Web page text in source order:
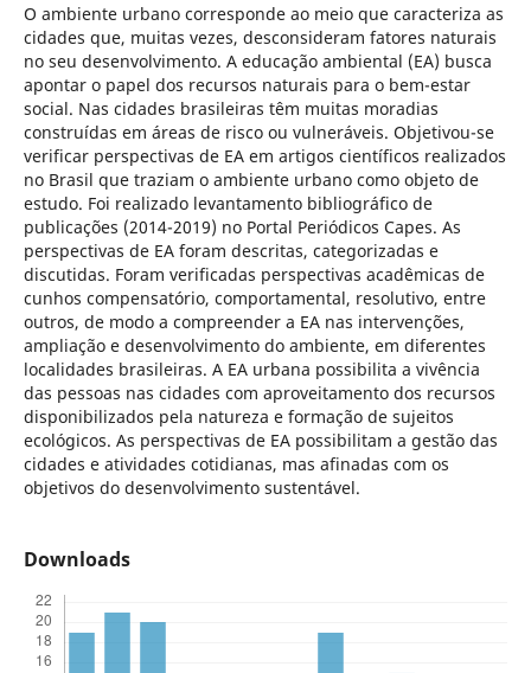
O ambiente urbano corresponde ao meio que caracteriza as
cidades que, muitas vezes, desconsideram fatores naturais
no seu desenvolvimento. A educação ambiental (EA) busca
apontar o papel dos recursos naturais para o bem-estar
social. Nas cidades brasileiras têm muitas moradias
construídas em áreas de risco ou vulneráveis. Objetivou-se
verificar perspectivas de EA em artigos científicos realizados
no Brasil que traziam o ambiente urbano como objeto de
estudo. Foi realizado levantamento bibliográfico de
publicações (2014-2019) no Portal Periódicos Capes. As
perspectivas de EA foram descritas, categorizadas e
discutidas. Foram verificadas perspectivas acadêmicas de
cunhos compensatório, comportamental, resolutivo, entre
outros, de modo a compreender a EA nas intervenções,
ampliação e desenvolvimento do ambiente, em diferentes
localidades brasileiras. A EA urbana possibilita a vivência
das pessoas nas cidades com aproveitamento dos recursos
disponibilizados pela natureza e formação de sujeitos
ecológicos. As perspectivas de EA possibilitam a gestão das
cidades e atividades cotidianas, mas afinadas com os
objetivos do desenvolvimento sustentável.
Downloads